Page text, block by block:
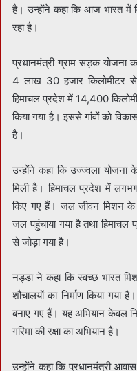
है। उन्होंने कहा कि आज भारत में
रहा है।
प्रधानमंत्री ग्राम सड़क
4 लाख 30 हजार किलोमीटर
हिमाचल प्रदेश में 14,400
किया गया है। इससे गांवों को
है।
उन्होंने कहा कि उज्ज्वला
मिली है। हिमाचल प्रदेश में
किए गए हैं। जल जीवन मिशन
जल पहुंचाया गया है तथा
से जोड़ा गया है।
नड्डा ने कहा कि स्वच्छ भारत
शौचालयों का निर्माण किया
बनाए गए हैं। यह अभियान केवल
गरिमा की रक्षा का अभियान है।
उन्होंने कहा कि प्रधानमंत्री